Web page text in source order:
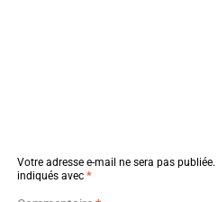
Votre adresse e-mail ne sera pas publiée.
indiqués avec *